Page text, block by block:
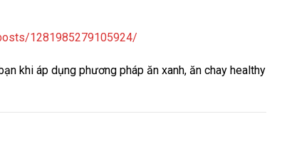
1281985279105924/
khi áp dụng phương pháp ăn xanh, ăn chay healthy